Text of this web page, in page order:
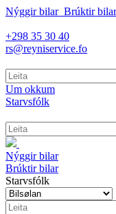
Nýggir bilar Brúktir
+298 35 30 40
rs@reyniservice.fo
Um okkum
Starvsfólk
Nýggir bilar
Brúktir bilar
Starvsfólk